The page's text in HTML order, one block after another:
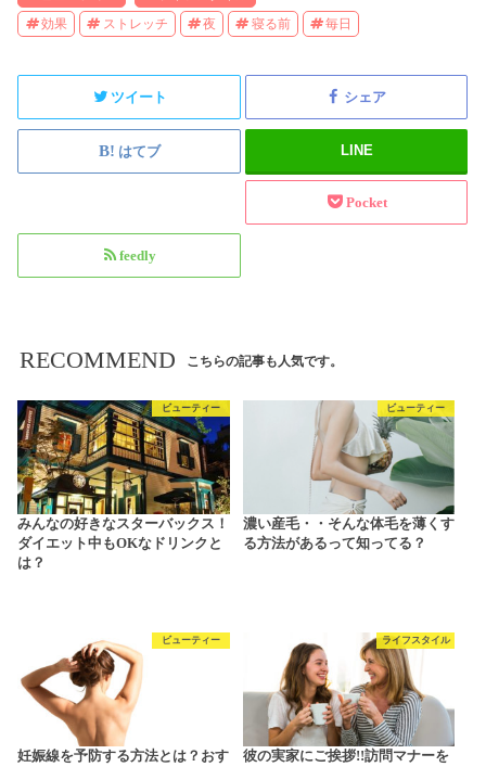
効果
ストレッチ 夜 寝る前 毎日
ツイート シェア
はてブ LINE
Pocket
feedly
RECOMMEND こちらの記事も人気です。
ビューティー
みんなの好きなスターバックス！
ダイエット中もOKなドリンクと
は？
ビューティー
濃い産毛・・そんな体毛を薄くす
る方法があるって知ってる？
ビューティー
妊娠線を予防する方法とは？おす
ライフスタイル
彼の実家にご挨拶!!訪問マナーを